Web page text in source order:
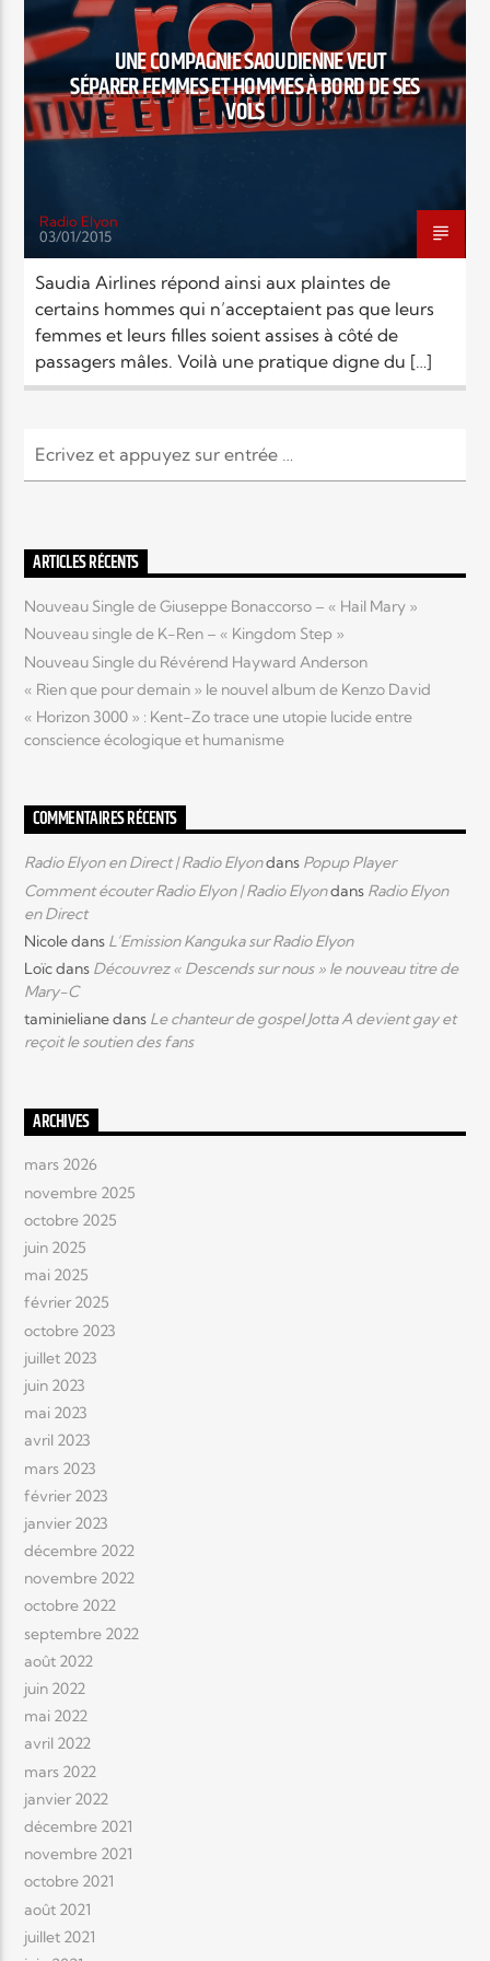
TITRE
ARTISTE
Radio Elyon
Elyon Rhema
Elyon Hits
Elyon Live
Elyon Kids
UNE COMPAGNIE SAOUDIENNE VEUT
SÉPARER FEMMES ET HOMMES À BORD DE SES
VOLS
Radio Elyon
03/01/2015
Saudia Airlines répond ainsi aux plaintes de
certains hommes qui n’acceptaient pas que leurs
femmes et leurs filles soient assises à côté de
passagers mâles. Voilà une pratique digne du […]
ARTICLES RÉCENTS
Nouveau Single de Giuseppe Bonaccorso – « Hail Mary »
Nouveau single de K-Ren – « Kingdom Step »
Nouveau Single du Révérend Hayward Anderson
« Rien que pour demain » le nouvel album de Kenzo David
« Horizon 3000 » : Kent-Zo trace une utopie lucide entre
conscience écologique et humanisme
COMMENTAIRES RÉCENTS
Radio Elyon en Direct | Radio Elyondans Popup Player
Comment écouter Radio Elyon | Radio Elyondans Radio Elyon
en Direct
Nicoledans L’Emission Kanguka sur Radio Elyon
Loïcdans Découvrez « Descends sur nous » le nouveau titre de
Mary-C
taminielianedans Le chanteur de gospel Jotta A devient gay et
reçoit le soutien des fans
ARCHIVES
mars 2026
novembre 2025
octobre 2025
juin 2025
mai 2025
février 2025
octobre 2023
juillet 2023
juin 2023
mai 2023
avril 2023
mars 2023
février 2023
janvier 2023
décembre 2022
novembre 2022
octobre 2022
septembre 2022
août 2022
juin 2022
mai 2022
avril 2022
mars 2022
janvier 2022
décembre 2021
novembre 2021
octobre 2021
août 2021
juillet 2021